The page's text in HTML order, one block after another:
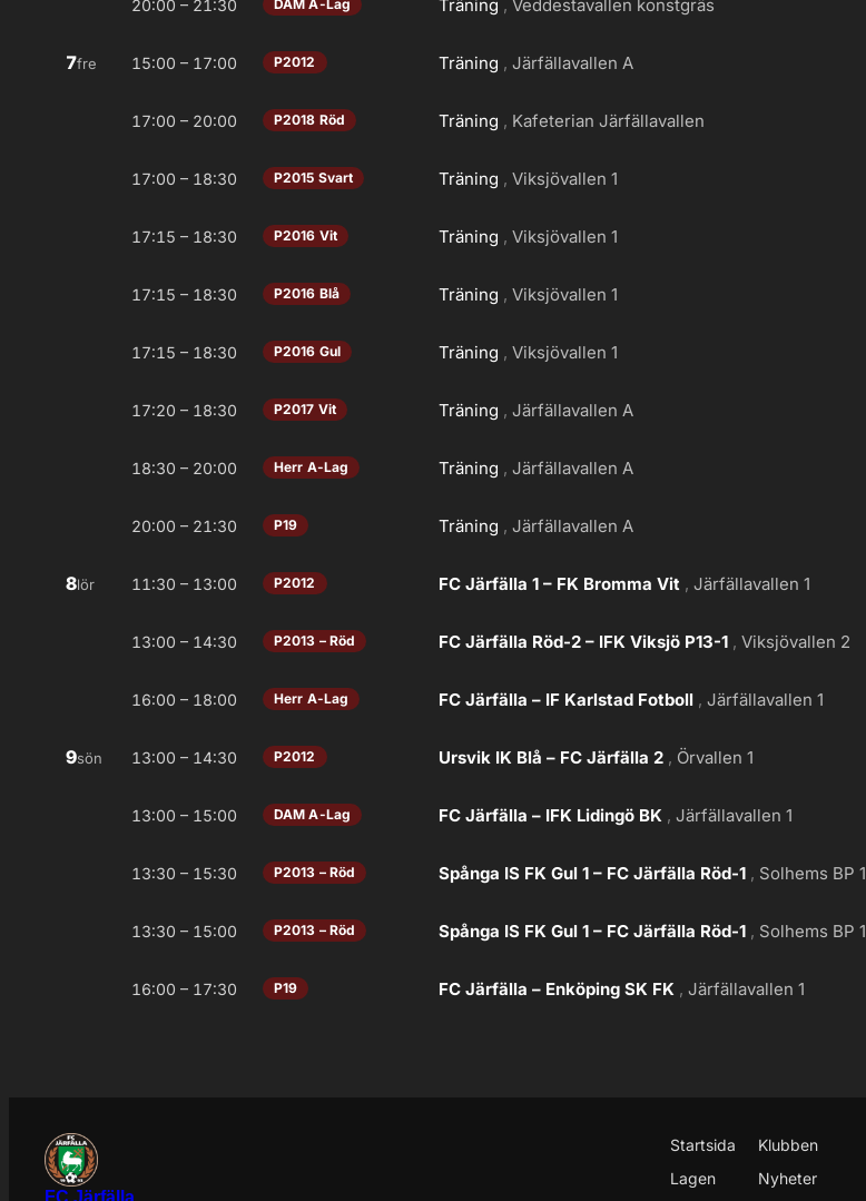
20:00 – 21:30 DAM A-Lag Träning Veddestavallen konstgräs
7fre 15:00 – 17:00 P2012 Träning Järfällavallen A
17:00 – 20:00 P2018 Röd Träning Kafeterian Järfällavallen
17:00 – 18:30 P2015 Svart Träning Viksjövallen 1
17:15 – 18:30 P2016 Vit Träning Viksjövallen 1
17:15 – 18:30 P2016 Blå Träning Viksjövallen 1
17:15 – 18:30 P2016 Gul Träning Viksjövallen 1
17:20 – 18:30 P2017 Vit Träning Järfällavallen A
18:30 – 20:00 Herr A-Lag Träning Järfällavallen A
20:00 – 21:30 P19 Träning Järfällavallen A
8lör 11:30 – 13:00 P2012 FC Järfälla 1 – FK Bromma Vit Järfällavallen 1
13:00 – 14:30 P2013 – Röd FC Järfälla Röd-2 – IFK Viksjö P13-1 Viksjövallen 2
16:00 – 18:00 Herr A-Lag FC Järfälla – IF Karlstad Fotboll Järfällavallen 1
9sön 13:00 – 14:30 P2012 Ursvik IK Blå – FC Järfälla 2 Örvallen 1
13:00 – 15:00 DAM A-Lag FC Järfälla – IFK Lidingö BK Järfällavallen 1
13:30 – 15:30 P2013 – Röd Spånga IS FK Gul 1 – FC Järfälla Röd-1 Solhems BP 1
13:30 – 15:00 P2013 – Röd Spånga IS FK Gul 1 – FC Järfälla Röd-1 Solhems BP 1
16:00 – 17:30 P19 FC Järfälla – Enköping SK FK Järfällavallen 1
Startsida
Klubben
Lagen
Nyheter